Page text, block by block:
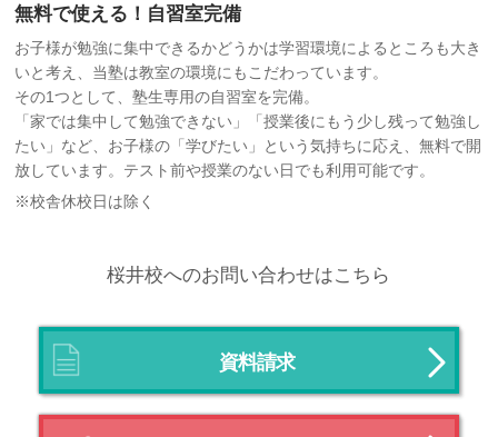
無料で使える！自習室完備
お子様が勉強に集中できるかどうかは学習環境によるところも大き
いと考え、当塾は教室の環境にもこだわっています。
その1つとして、塾生専用の自習室を完備。
「家では集中して勉強できない」「授業後にもう少し残って勉強し
たい」など、お子様の「学びたい」という気持ちに応え、無料で開
放しています。テスト前や授業のない日でも利用可能です。
※校舎休校日は除く
桜井校へのお問い合わせはこちら
資料請求